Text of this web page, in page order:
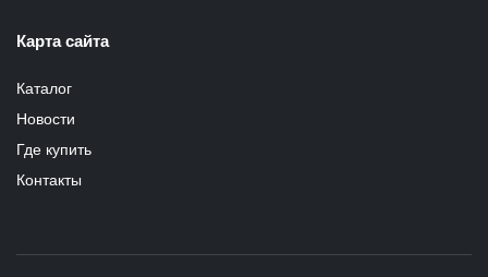
Карта сайта
Каталог
Новости
Где купить
Контакты